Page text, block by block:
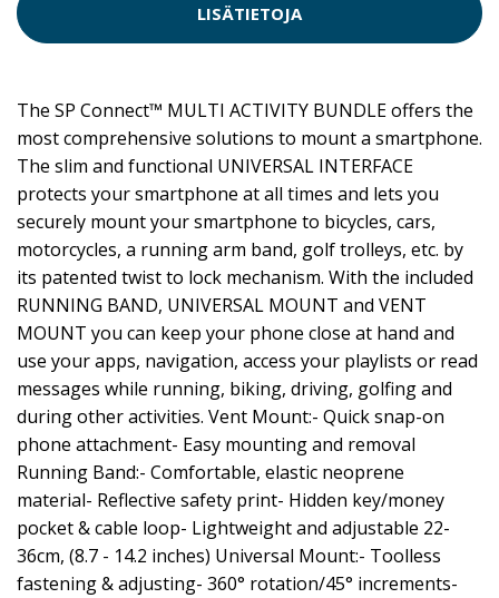
LISÄTIETOJA
The SP Connect™ MULTI ACTIVITY BUNDLE offers the
most comprehensive solutions to mount a smartphone.
The slim and functional UNIVERSAL INTERFACE
protects your smartphone at all times and lets you
securely mount your smartphone to bicycles, cars,
motorcycles, a running arm band, golf trolleys, etc. by
its patented twist to lock mechanism. With the included
RUNNING BAND, UNIVERSAL MOUNT and VENT
MOUNT you can keep your phone close at hand and
use your apps, navigation, access your playlists or read
messages while running, biking, driving, golfing and
during other activities. Vent Mount:- Quick snap-on
phone attachment- Easy mounting and removal
Running Band:- Comfortable, elastic neoprene
material- Reflective safety print- Hidden key/money
pocket & cable loop- Lightweight and adjustable 22-
36cm, (8.7 - 14.2 inches) Universal Mount:- Toolless
fastening & adjusting- 360° rotation/45° increments-